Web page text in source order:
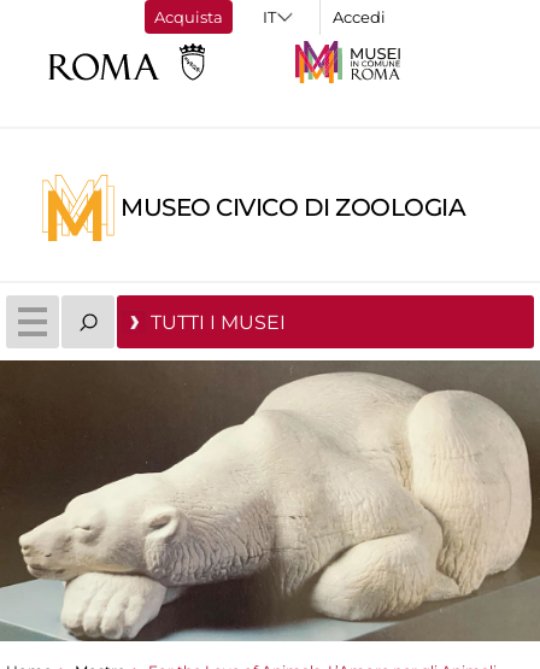
Acquista Accedi
MUSEO CIVICO DI ZOOLOGIA
TUTTI I MUSEI